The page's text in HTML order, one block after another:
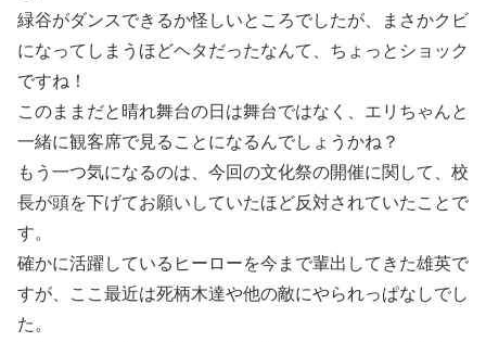
緑谷がダンスできるか怪しいところでしたが、まさかクビ
になってしまうほどヘタだったなんて、ちょっとショック
ですね！
このままだと晴れ舞台の日は舞台ではなく、エリちゃんと
一緒に観客席で見ることになるんでしょうかね？
もう一つ気になるのは、今回の文化祭の開催に関して、校
長が頭を下げてお願いしていたほど反対されていたことで
す。
確かに活躍しているヒーローを今まで輩出してきた雄英で
すが、ここ最近は死柄木達や他の敵にやられっぱなしでし
た。